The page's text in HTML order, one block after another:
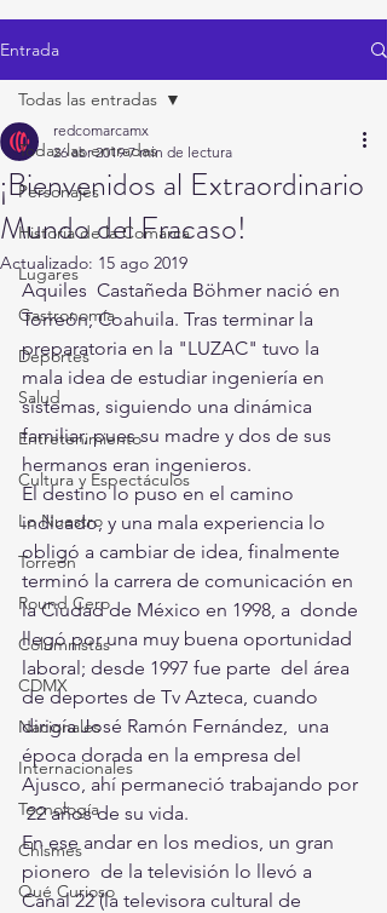
Entrada
Todas las entradas
Personajes
Historia de la Comarca
Lugares
Gastronomía
Deportes
Salud
Entretenimiento
Cultura y Espectáculos
Lo Nuestro
Torreón
Round Cero
Columnistas
CDMX
Nacionales
Internacionales
Tecnología
Chismes
Qué Curioso
Todas las entradas
¡Bienvenidos al Extraordinario
Mundo del Fracaso!
redcomarcamx
26 abr 2019 7 min de lectura
Actualizado: 15 ago 2019
Aquiles  Castañeda Böhmer nació en
Torreón, Coahuila. Tras terminar la
preparatoria en la "LUZAC" tuvo la
mala idea de estudiar ingeniería en
sistemas, siguiendo una dinámica
familiar, pues su madre y dos de sus
hermanos eran ingenieros.
El destino lo puso en el camino
indicado, y una mala experiencia lo
obligó a cambiar de idea, finalmente
terminó la carrera de comunicación en
la Ciudad de México en 1998, a  donde
llegó por una muy buena oportunidad
laboral; desde 1997 fue parte  del área
de deportes de Tv Azteca, cuando
dirigía José Ramón Fernández,  una
época dorada en la empresa del
Ajusco, ahí permaneció trabajando por
22 años de su vida.
En ese andar en los medios, un gran
pionero  de la televisión lo llevó a
Canal 22 (la televisora cultural de